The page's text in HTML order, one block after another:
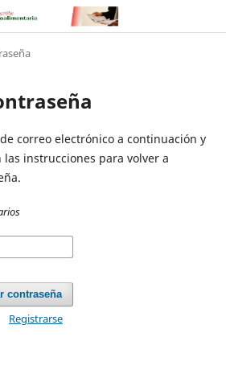
correo electrónico a continuación y
instrucciones para volver a
contraseña
Registrarse